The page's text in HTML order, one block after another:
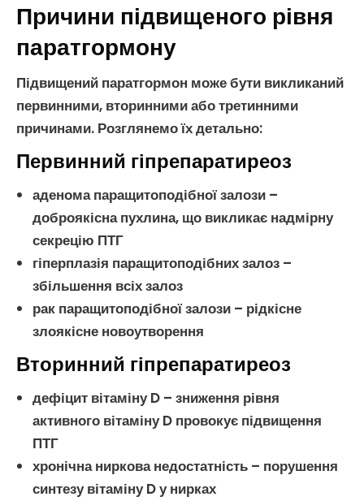
Причини підвищеного рівня
паратгормону
Підвищений паратгормон може бути викликаний
первинними, вторинними або третинними
причинами. Розглянемо їх детально:
Первинний гіпрепаратиреоз
аденома паращитоподібної залози –
доброякісна пухлина, що викликає надмірну
секрецію ПТГ
гіперплазія паращитоподібних залоз –
збільшення всіх залоз
рак паращитоподібної залози – рідкісне
злоякісне новоутворення
Вторинний гіпрепаратиреоз
дефіцит вітаміну D – зниження рівня
активного вітаміну D провокує підвищення
ПТГ
хронічна ниркова недостатність – порушення
синтезувітаміну Dу нирках